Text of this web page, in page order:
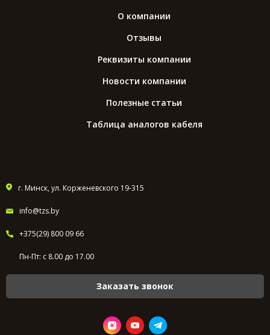
О компании
Отзывы
Реквизиты компании
Новости компании
Полезные статьи
Таблица аналогов кабеля
г. Минск, ул. Корженевского 19-315
info@tzs.by
+375(29) 800 09 66
Пн-Пт: с 8.00 до 17.00
Заказать звонок